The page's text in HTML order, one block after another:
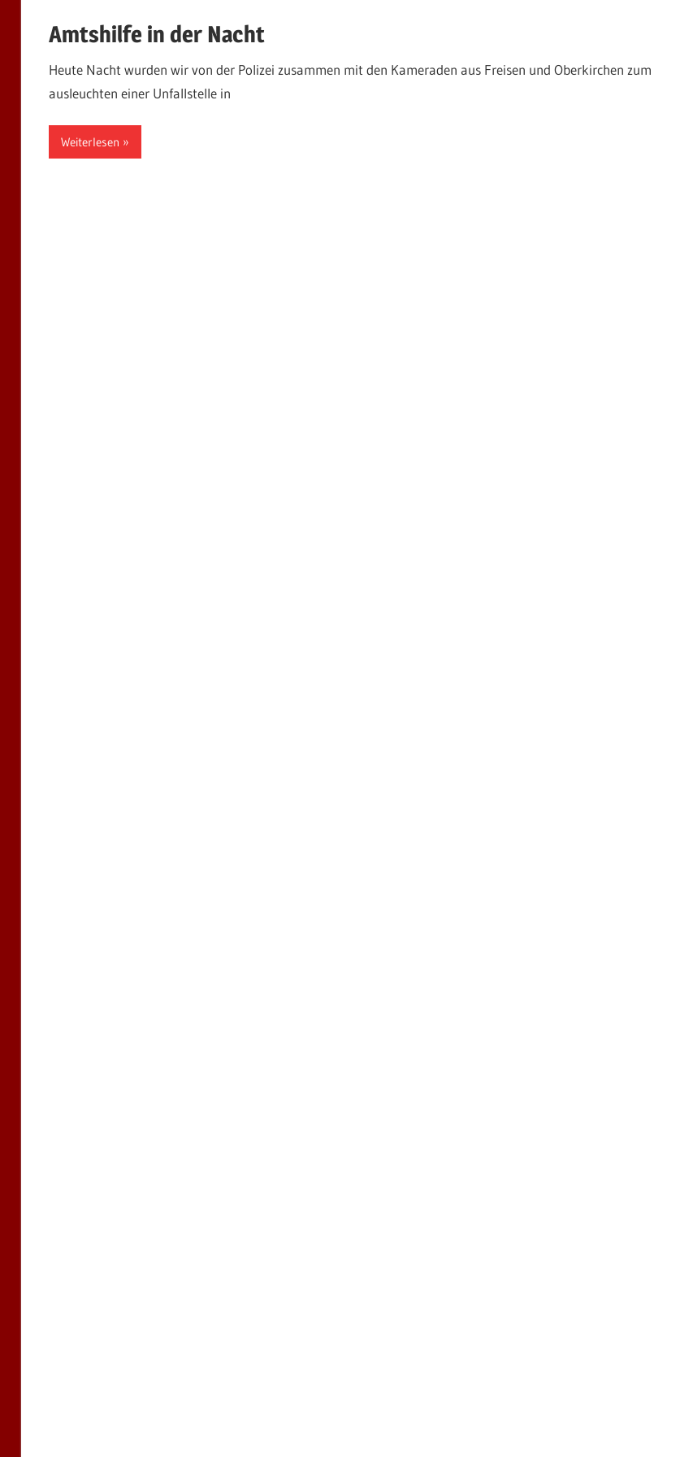
Amtshilfe in der Nacht
Heute Nacht wurden wir von der Polizei zusammen mit den Kameraden aus Freisen und Oberkirchen zum
ausleuchten einer Unfallstelle in
Weiterlesen